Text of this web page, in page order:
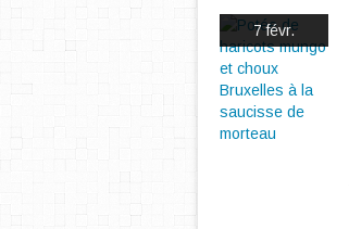
7 févr.